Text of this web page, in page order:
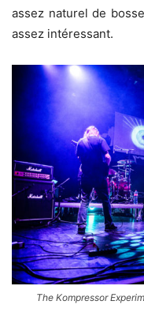
assez naturel de
assez intéressant.
The Kompressor